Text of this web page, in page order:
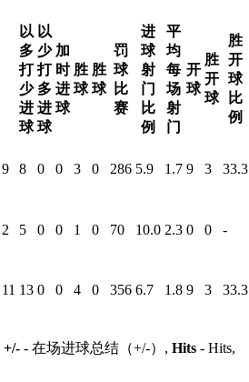
以
多
打
少
进
球
以
少
打
多
进
球
加
时
进
球
胜
球
胜
球
罚
球
比
赛
进
球
射
门
比
例
平
均
每
场
射
门
开
球
胜
开
球
胜
开
球
比
例
9 8 0 0 3 0 286 5.9 1.7 9 3 33.3
2 5 0 0 1 0 70 10.0 2.3 0 0 -
11 13 0 0 4 0 356 6.7 1.8 9 3 33.3
+/- - 在场进球总结（+/-）, Hits - Hits,